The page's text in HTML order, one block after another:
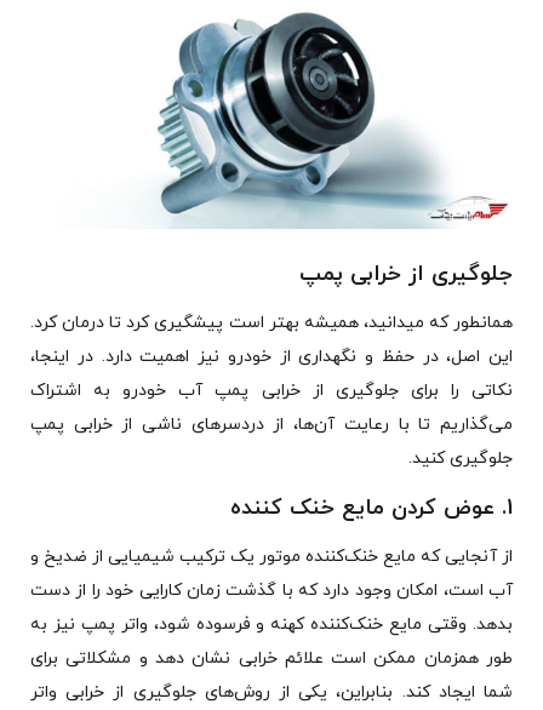
جلوگیری از خرابی پمپ
همانطور که میدانید، همیشه بهتر است پیشگیری کرد تا درمان کرد.
این اصل، در حفظ و نگهداری از خودرو نیز اهمیت دارد. در اینجا،
نکاتی را برای جلوگیری از خرابی پمپ آب خودرو به اشتراک
می‌گذاریم تا با رعایت آن‌ها، از دردسرهای ناشی از خرابی پمپ
جلوگیری کنید.
1. عوض کردن مایع خنک کننده
از آنجایی که مایع خنک‌کننده موتور یک ترکیب شیمیایی از ضدیخ و
آب است، امکان وجود دارد که با گذشت زمان کارایی خود را از دست
بدهد. وقتی مایع خنک‌کننده کهنه و فرسوده شود، واتر پمپ نیز به
طور همزمان ممکن است علائم خرابی نشان دهد و مشکلاتی برای
شما ایجاد کند. بنابراین، یکی از روش‌های جلوگیری از خرابی واتر